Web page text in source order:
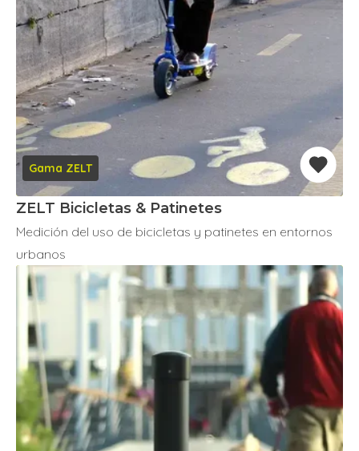
Gama ZELT
ZELT Bicicletas & Patinetes
Medición del uso de bicicletas y patinetes en entornos
urbanos